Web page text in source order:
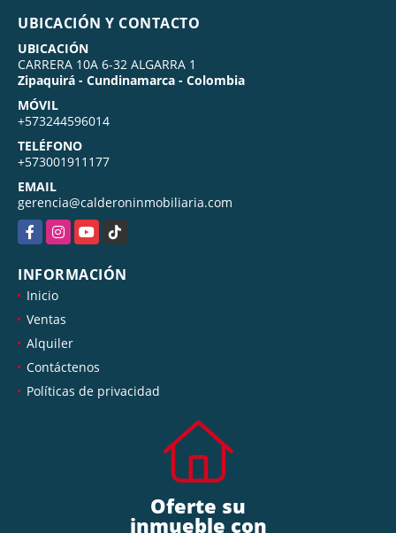
UBICACIÓN Y CONTACTO
UBICACIÓN
CARRERA 10A 6-32 ALGARRA 1
Zipaquirá - Cundinamarca - Colombia
MÓVIL
+573244596014
TELÉFONO
+573001911177
EMAIL
gerencia@calderoninmobiliaria.com
FacebookInstagramYouTubeTikTok
INFORMACIÓN
Inicio
Ventas
Alquiler
Contáctenos
Políticas de privacidad
Oferte su
inmueble con